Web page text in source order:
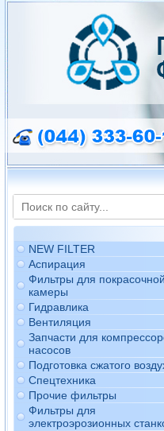
NEW FILTER
Аспирация
Фильтры для покрасочной
камеры
Гидравлика
Вентиляция
Запчасти для
насосов
Подготовка сжатого
Спецтехника
Прочие фильтры
Фильтры для
электроэрозионных